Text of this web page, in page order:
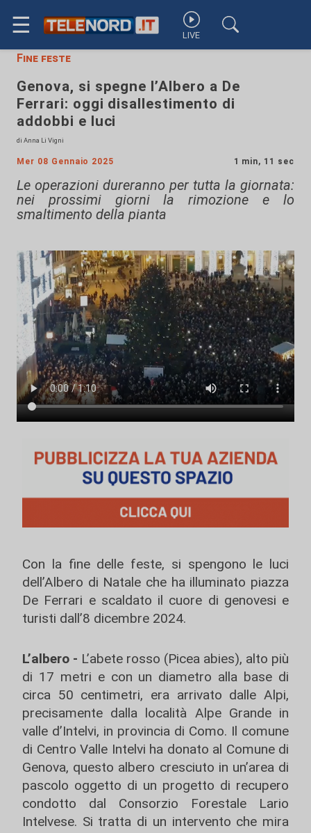
☰ LIVE
Fine feste
Genova, si spegne l’Albero a De
Ferrari: oggi disallestimento di
addobbi e luci
di Anna Li Vigni
Mer 08 Gennaio 2025 1 min, 11 sec
Le operazioni dureranno per tutta la giornata:
nei prossimi giorni la rimozione e lo
smaltimento della pianta
Con la fine delle feste, si spengono le luci
dell’Albero di Natale che ha illuminato piazza
De Ferrari e scaldato il cuore di genovesi e
turisti dall’8 dicembre 2024.
L’albero - L’abete rosso (Picea abies), alto più
di 17 metri e con un diametro alla base di
circa 50 centimetri, era arrivato dalle Alpi,
precisamente dalla località Alpe Grande in
valle d’Intelvi, in provincia di Como. Il comune
di Centro Valle Intelvi ha donato al Comune di
Genova, questo albero cresciuto in un’area di
pascolo oggetto di un progetto di recupero
condotto dal Consorzio Forestale Lario
Intelvese. Si tratta di un intervento che mira